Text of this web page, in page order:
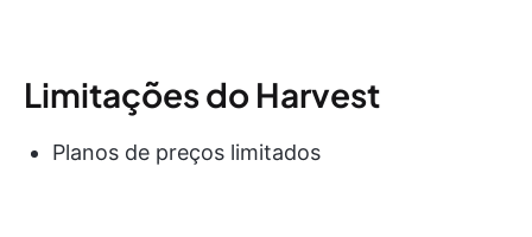
Limitações do Harvest
Planos de preços limitados